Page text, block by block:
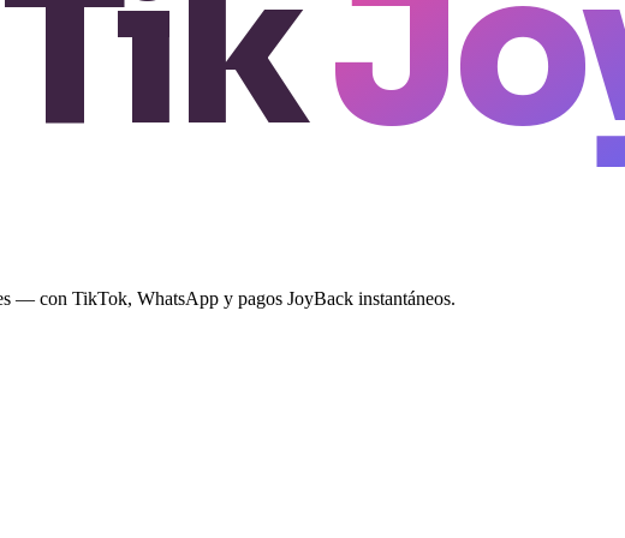
Tik
— con TikTok, WhatsApp y pagos JoyBack instantáneos.